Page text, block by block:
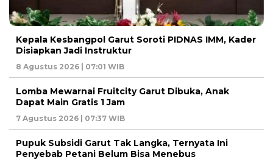
Kepala Kesbangpol Garut Soroti PIDNAS IMM, Kader
Disiapkan Jadi Instruktur
8 Agustus 2026 | 07:01 WIB
Lomba Mewarnai Fruitcity Garut Dibuka, Anak
Dapat Main Gratis 1 Jam
7 Agustus 2026 | 07:37 WIB
Pupuk Subsidi Garut Tak Langka, Ternyata Ini
Penyebab Petani Belum Bisa Menebus